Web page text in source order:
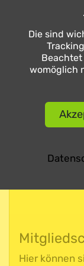
Hier
Hier können
Die sind
womöglich